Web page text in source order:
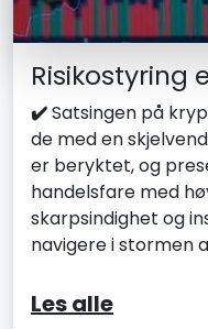
Risikostyring
✔️Satsingen på
de med en
er beryktet, og
handelsfare med
skarpsindighet og
navigere i stormen
Les alle